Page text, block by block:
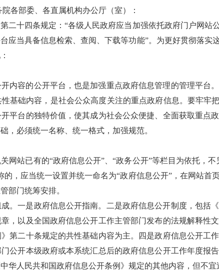
各部委、各直属机构办公厅（室）：
二十四条规定：“各级人民政府应当加强依托政府门户网
应当具备信息检索、查阅、下载等功能”。为更好贯彻落实
内容的公开平台，也是加强重点政府信息管理的管理平台
基础内容，是社会公众高度关注的重点政府信息。要牢牢
平台的独特价值，使其成为社会公众便捷、全面获取重点
，必须统一名称、统一格式，加强规范。
网站已有的“政府信息公开”、“政务公开”等栏目为依托，
，应当统一设置并统一命名为“政府信息公开”，在网站
部门统筹安排。
。一是政府信息公开指南。二是政府信息公开制度，包括
，以及全国政府信息公开工作主管部门发布的法规解释性
第二十条规定的共性基础内容为主。四是政府信息公开工
公开本级政府或本系统汇总后的政府信息公开工作年度报
华人民共和国政府信息公开条例》规定的其他内容，但不宜